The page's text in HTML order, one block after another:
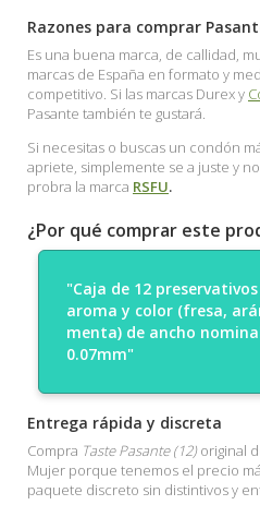
Razones para comprar
Es una buena marca, de callidad,
marcas de España en formato y
competitivo. Si las marcas Durex y
Pasante también te gustará.
Si necesitas o buscas un condón
apriete, simplemente se a juste y
probra la marca RSFU.
¿Por qué comprar este
"Caja de 12
aroma y color (fresa,
menta) de ancho
0.07mm"
Entrega rápida y discreta
Compra Taste Pasante (12)original
Mujer porque tenemos el precio
paquete discreto sin distintivos y